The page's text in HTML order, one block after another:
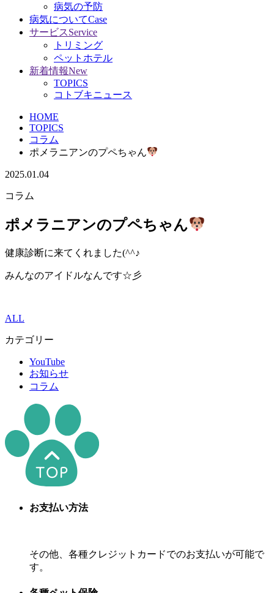
病気の予防
病気についてCase
サービスService
トリミング
ペットホテル
新着情報New
TOPICS
コトブキニュース
HOME
TOPICS
コラム
ポメラニアンのプペちゃん
2025.01.04
コラム
ポメラニアンのプペちゃん
健康診断に来てくれました(^^♪
みんなのアイドルなんです☆彡
ALL
カテゴリー
YouTube
お知らせ
コラム
お支払い方法
その他、各種クレジットカードでのお支払いが可能で
す。